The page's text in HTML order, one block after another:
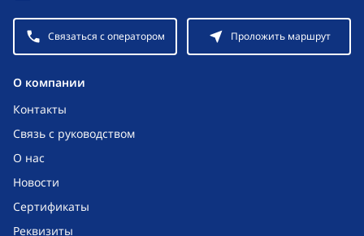
O компании
Контакты
Связь с руководством
О нас
Новости
Сертификаты
Реквизиты
Связаться с оператором Проложить маршрут